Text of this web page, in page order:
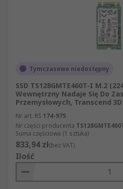
Tymczasowo niedostępny
SSD TS128GMTE460T-I M.2
Wewnętrzny Nadaje Się Do
Przemysłowych, Transcend 3D
Nr art. RS 174-975
Nr części producenta
Suma częściowa (1 sztuka)
833,94 zł(bez VAT)
Ilość